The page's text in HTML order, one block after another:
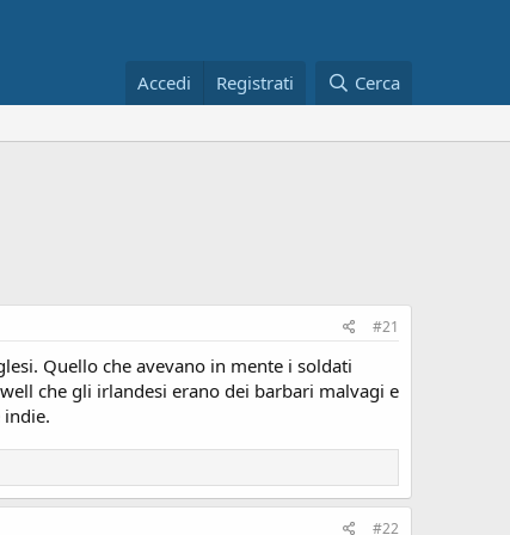
Accedi Registrati Cerca
#21
Quello che avevano in mente i soldati
che gli irlandesi erano dei barbari malvagi e
#22